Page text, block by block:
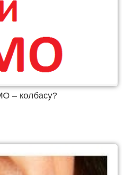
– колбасу?